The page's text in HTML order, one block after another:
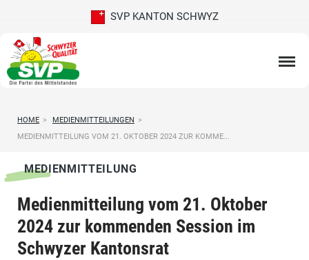
SVP KANTON SCHWYZ
HOME > MEDIENMITTEILUNGEN >
MEDIENMITTEILUNG VOM 21. OKTOBER 2024 ZUR KOMME...
MEDIENMITTEILUNG
Medienmitteilung vom 21. Oktober
2024 zur kommenden Session im
Schwyzer Kantonsrat